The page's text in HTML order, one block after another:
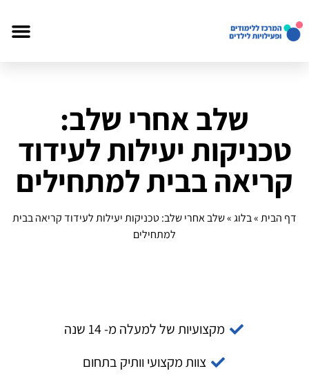
שלב אחרי שלב:
טכניקות יעילות לעידוד
קריאה בבית למתחילים
דף הבית»בלוג»שלב אחרי שלב: טכניקות יעילות לעידוד קריאה בבית
למתחילים
מקצועיות של למעלה מ- 14 שנה
צוות מקצועי וותיק בתחום